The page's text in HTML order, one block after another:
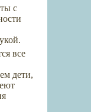
с
все
дети,